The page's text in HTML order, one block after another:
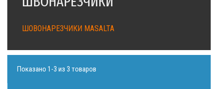
ШОВОНАРЕЗЧИКИ MASALTA
Показано 1-3 из 3 товаров